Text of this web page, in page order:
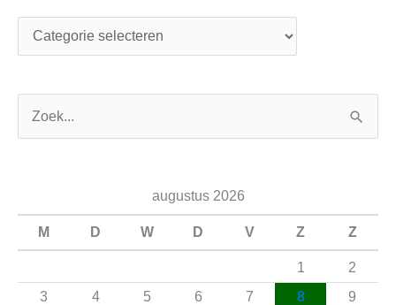
a
augustus 2026
M D W D V Z Z
1
2
3
4 5 6 7 8
9